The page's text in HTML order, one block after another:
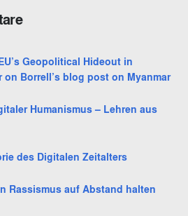
Geopolitical Hideout in
on Borrell’s blog post on Myanmar
Humanismus – Lehren aus
des Digitalen Zeitalters
Rassismus auf Abstand halten